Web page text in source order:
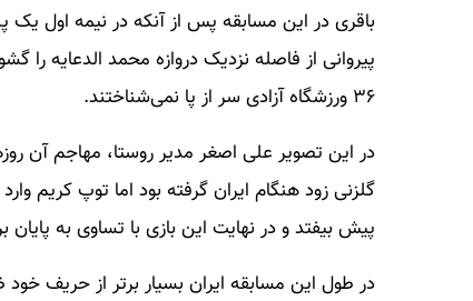
باقری در این مسابقه پس از آنکه در نیمه اول
پیروانی از فاصله نزدیک دروازه محمد الدعایه را
۳۶ ورزشگاه آزادی سر از پا نمی‌شناختند.
در این تصویر علی اصغر مدیر روستا، مهاجم آن
گلزنی زود هنگام ایران گرفته بود اما توپ کریم
پیش بیفتد و در نهایت این بازی با تساوی به پایان
در طول این مسابقه ایران بسیار برتر از حریف خود